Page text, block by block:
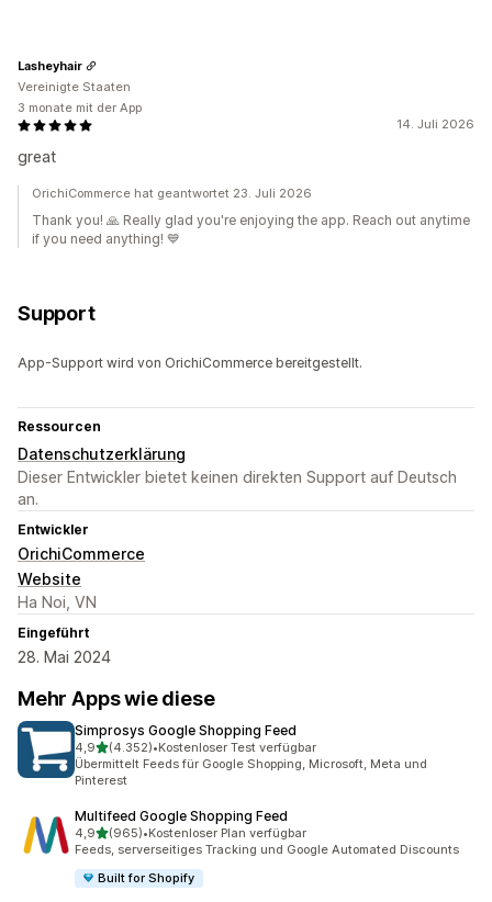
14. Juli 2026
great
Lasheyhair
Vereinigte Staaten
3 monate mit der App
OrichiCommerce hat geantwortet 23. Juli 2026
Thank you! 🙏 Really glad you're enjoying the app. Reach out anytime
if you need anything! 💙
Support
App-Support wird von OrichiCommerce bereitgestellt.
Ressourcen
Datenschutzerklärung
Dieser Entwickler bietet keinen direkten Support auf Deutsch
an.
Entwickler
OrichiCommerce
Website
Ha Noi, VN
Eingeführt
28. Mai 2024
Mehr Apps wie diese
Simprosys Google Shopping Feed
4,9von 5 Sternen
(4.352)
4352 Rezensionen insgesamt
•Kostenloser Test verfügbar
Übermittelt Feeds für Google Shopping, Microsoft, Meta und
Pinterest
Multifeed Google Shopping Feed
4,9von 5 Sternen
(965)
965 Rezensionen insgesamt
•Kostenloser Plan verfügbar
Feeds, serverseitiges Tracking und Google Automated Discounts
Built for Shopify